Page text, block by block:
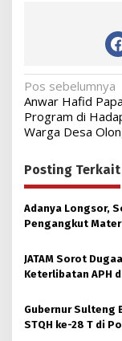
Navigasi
pos
Pos sebelumnya
Anwar Hafid
Program di
Warga Desa
Posting Terkait
Adanya Longsor,
Pengangkut
Korban
JATAM Sorot
Keterlibatan APH
Gubernur Sulteng
STQH ke-28 T di